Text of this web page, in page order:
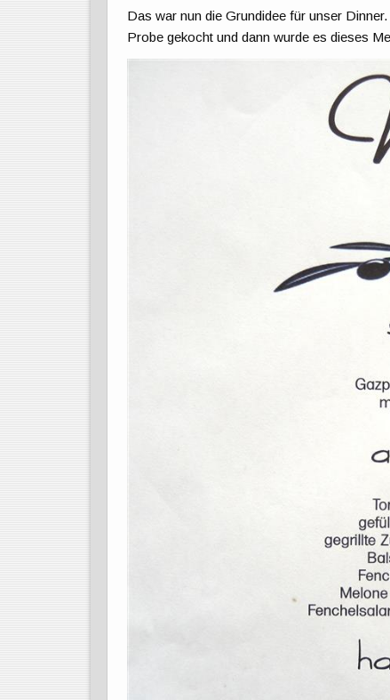
Das war nun die Grundidee für unser
Probe gekocht und dann wurde es dieses